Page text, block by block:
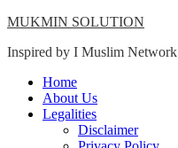
Skip
content
MUKMIN SOLUTION
Inspired by I Muslim Network
Close
Menu
Home
About Us
Legalities
Disclaimer